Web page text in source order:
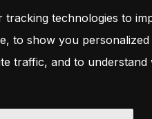
tracking technologies to
to show you
traffic, and to
Politique
Retrouvez